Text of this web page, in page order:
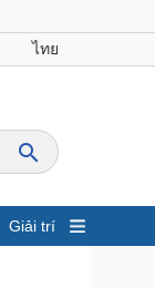
ไทย
Giải trí